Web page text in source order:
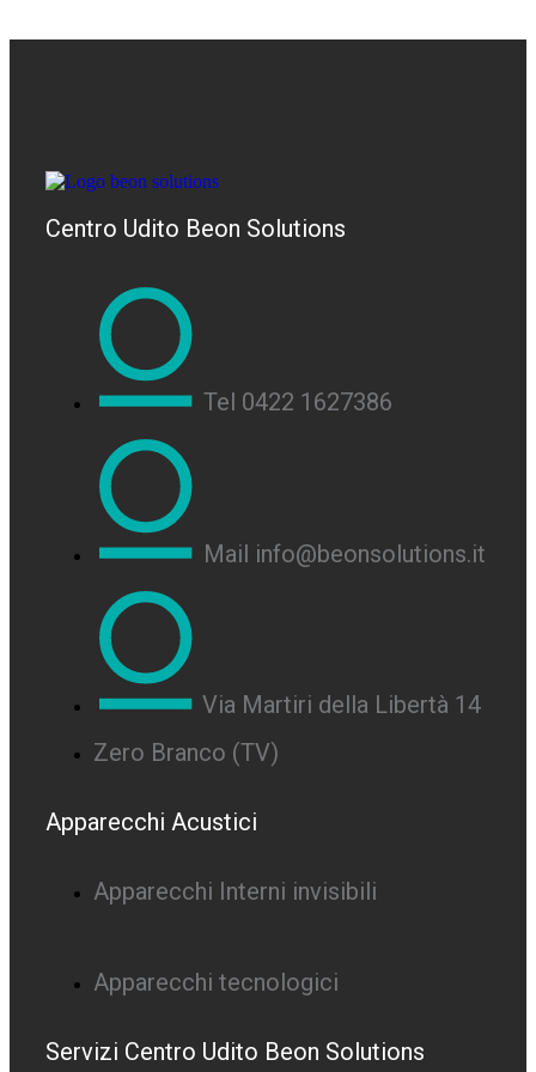
Centro Udito Beon Solutions
Tel 0422 1627386
Mail info@beonsolutions.it
Via Martiri della Libertà 14
Zero Branco (TV)
Apparecchi Acustici
Apparecchi Interni invisibili
Apparecchi tecnologici
Servizi Centro Udito Beon Solutions